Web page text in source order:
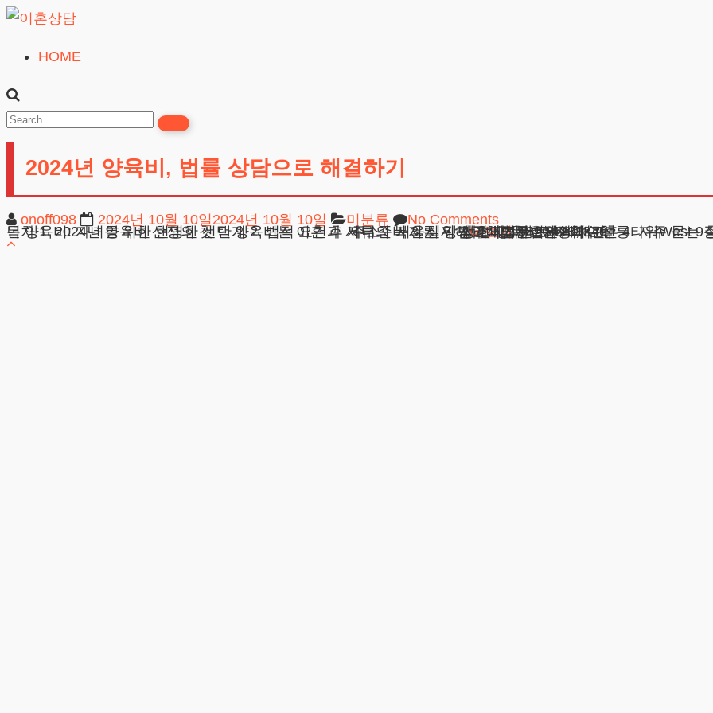
Skip
content
혼
상
담
HOME
2024년 양육비, 법률 상담으로 해결하기
onoff098 2024년 10월 10일 2024년 10월 10일 미분류 No Comments
목차 1. 2024년 양육비 산정의 첫 단계 2. 법적 요건과 서류 준비 3. 실제 사례: 양육비 분쟁의 교훈 4. 자주 묻는 질문(FAQ) 5. 실수하지 않도록 하는 변호사의 조언 2024년 양육비: 자녀를 위한 현명한 선택 양육비는 이혼 후 자녀의 복지를 위해더보기
상호 : 법무법인 테헤란
사업자 : 589-86-01340
대표자 : 이수학
주소 : 서울시 강남구 테헤란로 420, KT선릉타워West 9
광고책임변호사 : 이수학